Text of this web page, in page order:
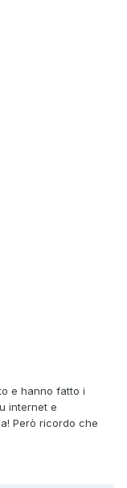
e hanno fatto i
internet e
Però ricordo che